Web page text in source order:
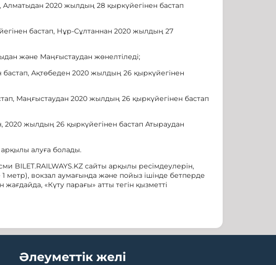
2020 жылдың 28 қыркүйегінен бастап
бастап, Нұр-Сұлтаннан 2020 жылдың 27
және Маңғыстаудан жөнелтіледі;
Ақтөбеден 2020 жылдың 26 қыркүйегінен
Маңғыстаудан 2020 жылдың 26 қыркүйегінен бастап
жылдың 26 қыркүйегінен бастап Атыраудан
алуға болады.
сайты арқылы ресімдеулерін,
метр), вокзал аумағында және пойыз ішінде бетперде
«Күту парағы» атты тегін қызметті
Әлеуметтік желі